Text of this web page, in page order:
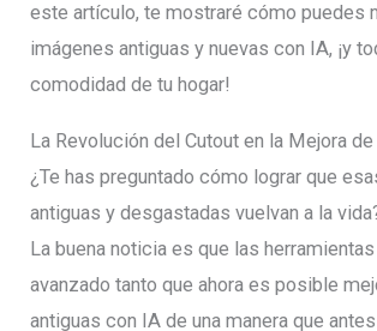
este artículo, te mostraré cómo puedes
imágenes antiguas y nuevas con IA, ¡y
comodidad de tu hogar!
La Revolución del Cutout en la Mejora
¿Te has preguntado cómo lograr que
antiguas y desgastadas vuelvan a la
La buena noticia es que las
avanzado tanto que ahora es posible
antiguas con IA de una manera que